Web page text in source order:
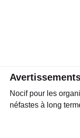
Nocif pour les
néfastes à long